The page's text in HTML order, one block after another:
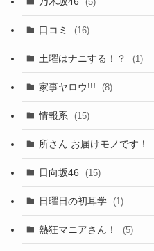
口コミ (16)
土曜はナニする！？ (1)
家事ヤロウ!!! (8)
情報系 (15)
所さん お届けモノです！
日向坂46 (15)
日曜日の初耳学 (1)
熱狂マニアさん！ (5)